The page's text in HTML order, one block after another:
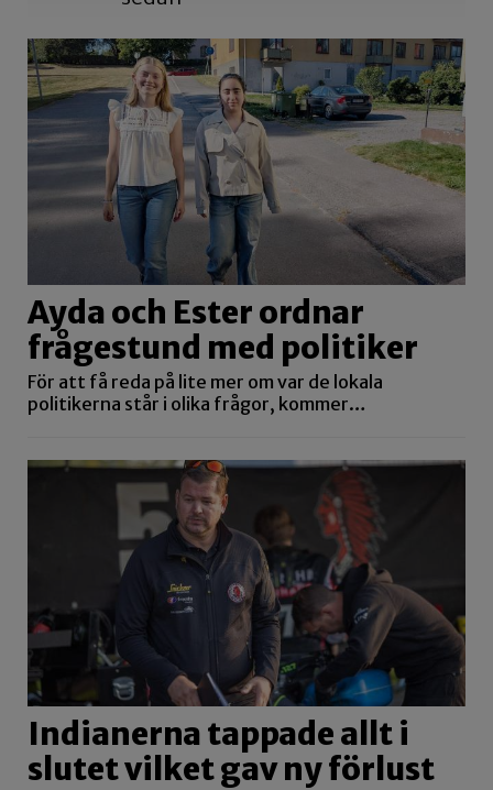
Ayda och Ester ordnar
frågestund med politiker
För att få reda på lite mer om var de lokala
politikerna står i olika frågor, kommer…
Indianerna tappade allt i
slutet vilket gav ny förlust